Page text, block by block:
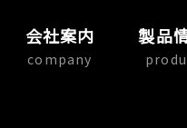
会社案内
company
製品